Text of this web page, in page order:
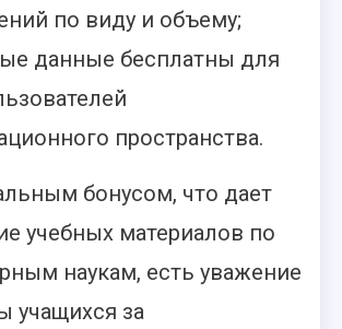
по виду и объему;
данные бесплатны для
пространства.
бонусом, что дает
учебных материалов по
наукам, есть уважение
учащихся за